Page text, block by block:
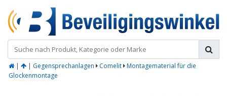
| | Gegensprechanlagen Comelit Montagematerial für die
Glockenmontage